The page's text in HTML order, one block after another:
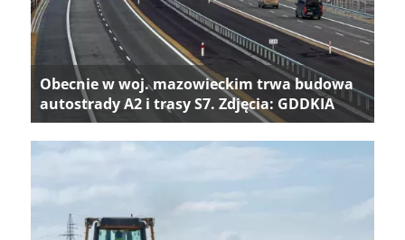
Obecnie w woj. mazowieckim trwa budowa
autostrady A2 i trasy S7. Zdjęcia: GDDKIA